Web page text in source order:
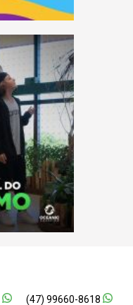
47 99660-8618